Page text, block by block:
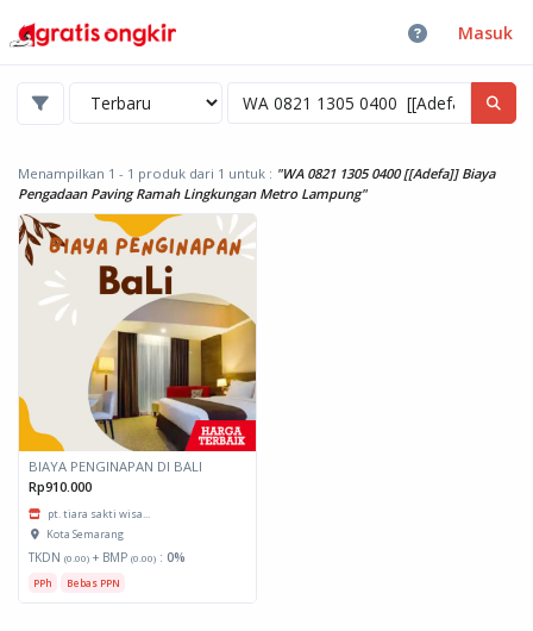
Masuk
Menampilkan 1 - 1 produk dari 1 untuk : "WA 0821 1305 0400 [[Adefa]] Biaya
Pengadaan Paving Ramah Lingkungan Metro Lampung"
BIAYA PENGINAPAN DI BALI
Rp910.000
pt. tiara sakti wisa...
Kota Semarang
TKDN (0.00) + BMP (0.00) : 0%
PPh Bebas PPN